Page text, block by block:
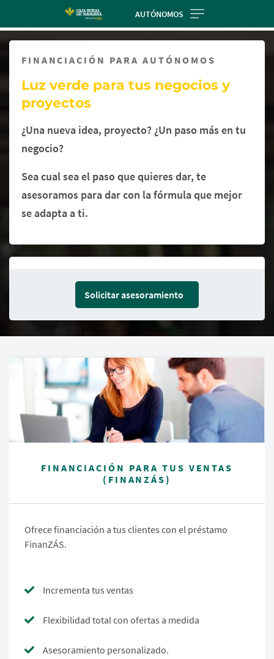
Skip
main
contentt
AUTÓNOMOS
Cargando
por
favor
FINANCIACIÓN PARA AUTÓNOMOS
Luz verde para tus negocios y
proyectos
¿Una nueva idea, proyecto? ¿Un paso más en tu
negocio?
Sea cual sea el paso que quieres dar, te
asesoramos para dar con la fórmula que mejor
se adapta a ti.
Solicitar asesoramiento
FINANCIACIÓN PARA TUS VENTAS
(FINANZÁS)
Ofrece financiación a tus clientes con el préstamo
FinanZÁS.
Incrementa tus ventas
Flexibilidad total con ofertas a medida
Asesoramiento personalizado.